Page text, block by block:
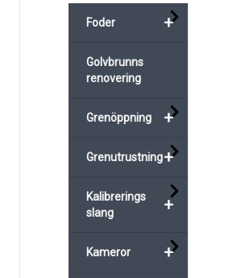
+
Foder
Golvbrunns
renovering
+
Grenöppning
+
Grenutrustning
+
Kalibrerings
slang
+
Kameror